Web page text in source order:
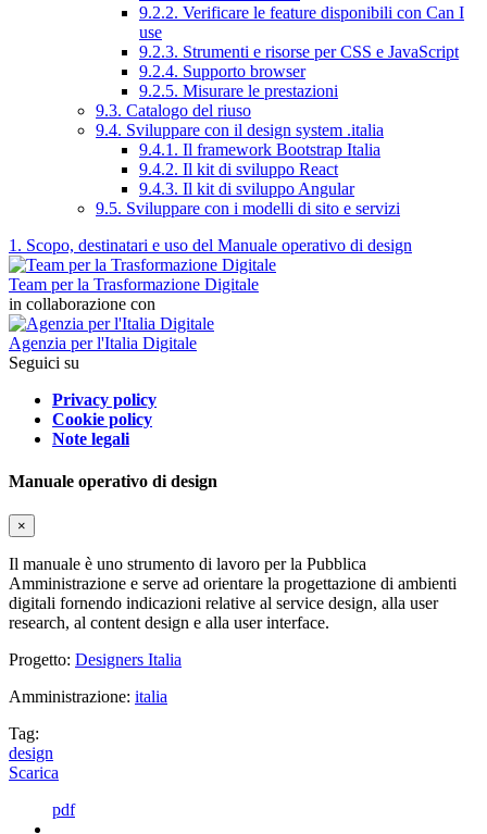
9.2.2. Verificare le feature disponibili con Can I
use
9.2.3. Strumenti e risorse per CSS e JavaScript
9.2.4. Supporto browser
9.2.5. Misurare le prestazioni
9.3. Catalogo del riuso
9.4. Sviluppare con il design system .italia
9.4.1. Il framework Bootstrap Italia
9.4.2. Il kit di sviluppo React
9.4.3. Il kit di sviluppo Angular
9.5. Sviluppare con i modelli di sito e servizi
1. Scopo, destinatari e uso del Manuale operativo di design
Team per la Trasformazione Digitale
in collaborazione con
Agenzia per l'Italia Digitale
Seguici su
Privacy policy
Cookie policy
Note legali
Manuale operativo di design
×
Il manuale è uno strumento di lavoro per la Pubblica
Amministrazione e serve ad orientare la progettazione di ambienti
digitali fornendo indicazioni relative al service design, alla user
research, al content design e alla user interface.
Progetto: Designers Italia
Amministrazione: italia
Tag:
design
Scarica
pdf